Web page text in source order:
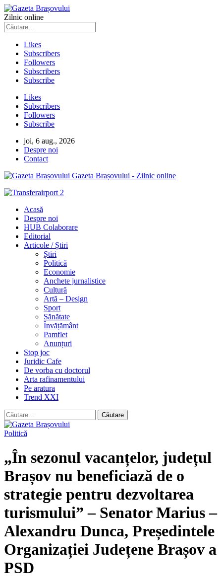
Zilnic online
Likes
Subscribers
Followers
Subscribers
Subscribe
Likes
Subscribers
Followers
Subscribe
joi, 6 aug., 2026
Despre noi
Contact
Gazeta Brașovului - Zilnic online
Acasă
Despre noi
HUB Colaborare
Editorial
Articole / Știri
Știri
Politică
Economie
Anchete jurnalistice
Cultură
Artă – Design
Sport
Sănătate
Învățământ
Pamflet
Anunțuri
Stop joc
Juridic Cafe
De vorba cu doctorul
Arta rafinamentului
Pe aratura
Trend XXI
Politică
„În sezonul vacanțelor, județul
Brașov nu beneficiază de o
strategie pentru dezvoltarea
turismului” – Senator Marius –
Alexandru Dunca, Președintele
Organizației Județene Brașov a
PSD